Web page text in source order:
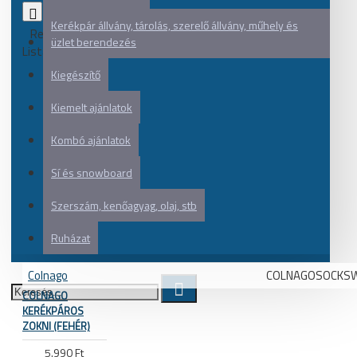
Kerékpár állvány, tárolás, szerelő állvány, műhely és
üzlet berendezés
Kiegészítő
Kiemelt ajánlatok
Kombó ajánlatok
Sí és snowboard
Szerszám, kenőagyag, olaj, stb
Ruházat
Rendezés:
Listázás:
Colnago
COLNAGO
KERÉKPÁROS
ZOKNI (FEHÉR)
5.990 Ft